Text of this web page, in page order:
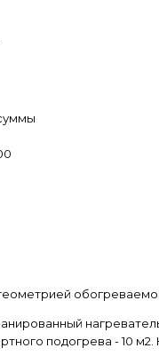
подогрева - 10